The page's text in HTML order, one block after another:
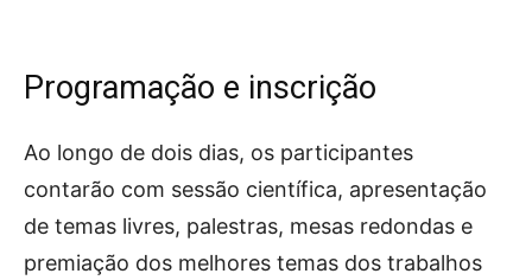
Programação e inscrição
Ao longo de dois dias, os participantes
contarão com sessão científica, apresentação
de temas livres, palestras, mesas redondas e
premiação dos melhores temas dos trabalhos